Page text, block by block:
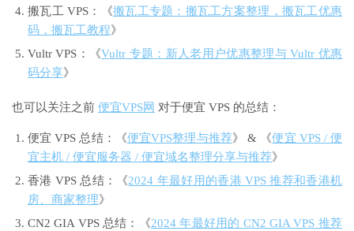
搬瓦工 VPS：《搬瓦工专题：搬瓦工方案整理，搬瓦工优惠
码，搬瓦工教程》
Vultr VPS：《Vultr 专题：新人老用户优惠整理与 Vultr 优惠
码分享》
也可以关注之前 便宜VPS网 对于便宜 VPS 的总结：
便宜 VPS 总结：《便宜VPS整理与推荐》 & 《便宜 VPS / 便
宜主机 / 便宜服务器 / 便宜域名整理分享与推荐》
香港 VPS 总结：《2024 年最好用的香港 VPS 推荐和香港机
房、商家整理》
CN2 GIA VPS 总结：《2024 年最好用的 CN2 GIA VPS 推荐